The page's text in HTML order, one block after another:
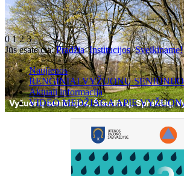
0123
Jūs esate čia:Pradžia Institucijos Sveikiname!
Naujienos
RENGINIAI VYŽUONŲ
Aktuali informacija
VIDEO MEDŽIAGA APIE